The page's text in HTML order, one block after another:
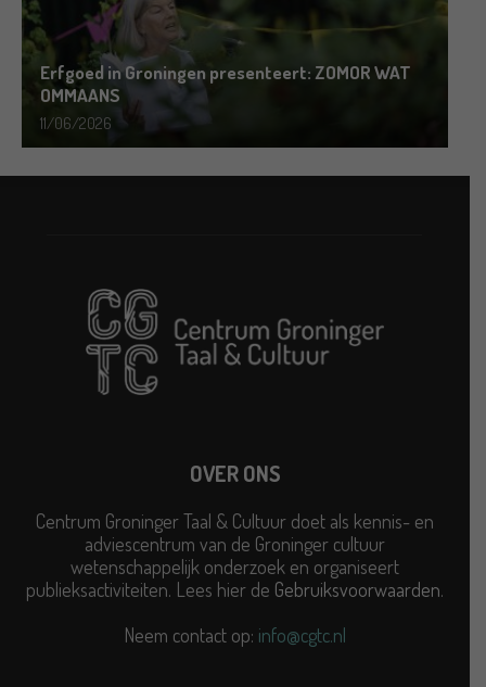
Erfgoed in Groningen presenteert: ZOMOR WAT
OMMAANS
11/06/2026
OVER ONS
Centrum Groninger Taal & Cultuur doet als kennis- en
adviescentrum van de Groninger cultuur
wetenschappelijk onderzoek en organiseert
publieksactiviteiten. Lees hier de Gebruiksvoorwaarden.
Neem contact op: info@cgtc.nl